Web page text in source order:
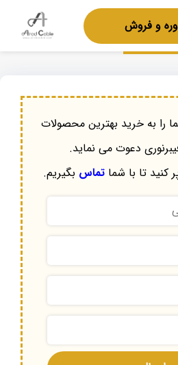
و فروش
را به خرید بهترین محصولات
دعوت می نماید.
کنید تا با شماتماس بگیریم.